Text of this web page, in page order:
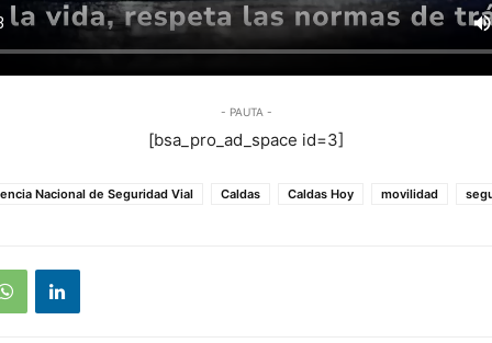
- PAUTA -
[bsa_pro_ad_space id=3]
Nacional de Seguridad Vial Caldas Caldas Hoy movilidad